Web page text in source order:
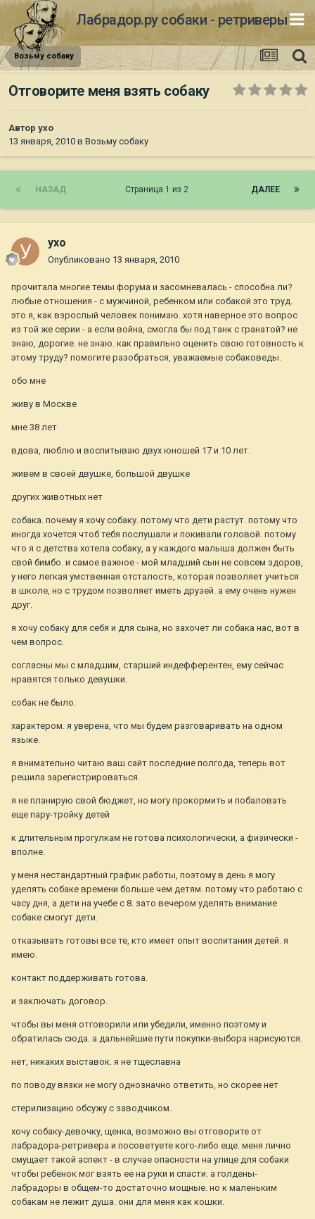
Лабрадор.ру собаки - ретриверы
Возьму собаку
Отговорите меня взять собаку
Автор ухо
13 января, 2010 в Возьму собаку
НАЗАД ДАЛЕЕ
Страница 1 из 2
ухо
Опубликовано 13 января, 2010
прочитала многие темы форума и засомневалась - способна ли?
любые отношения - с мужчиной, ребенком или собакой это труд.
это я, как взрослый человек понимаю. хотя наверное это вопрос
из той же серии - а если война, смогла бы под танк с гранатой? не
знаю, дорогие. не знаю. как правильно оценить свою готовность к
этому труду? помогите разобраться, уважаемые собаковеды.
обо мне
живу в Москве
мне 38 лет
вдова, люблю и воспитываю двух юношей 17 и 10 лет.
живем в своей двушке, большой двушке
других животных нет
собака. почему я хочу собаку. потому что дети растут. потому что
иногда хочется чтоб тебя послушали и покивали головой. потому
что я с детства хотела собаку, а у каждого малыша должен быть
свой бимбо. и самое важное - мой младший сын не совсем здоров,
у него легкая умственная отсталость, которая позволяет учиться
в школе, но с трудом позволяет иметь друзей. а ему очень нужен
друг.
я хочу собаку для себя и для сына, но захочет ли собака нас, вот в
чем вопрос.
согласны мы с младшим, старший индефферентен, ему сейчас
нравятся только девушки.
собак не было.
характером. я уверена, что мы будем разговаривать на одном
языке.
я внимательно читаю ваш сайт последние полгода, теперь вот
решила зарегистрироваться.
я не планирую свой бюджет, но могу прокормить и побаловать
еще пару-тройку детей
к длительным прогулкам не готова психологически, а физически -
вполне.
у меня нестандартный график работы, поэтому в день я могу
уделять собаке времени больше чем детям. потому что работаю с
часу дня, а дети на учебе с 8. зато вечером уделять внимание
собаке смогут дети.
отказывать готовы все те, кто имеет опыт воспитания детей. я
имею.
контакт поддерживать готова.
и заключать договор.
чтобы вы меня отговорили или убедили, именно поэтому и
обратилась сюда. а дальнейшие пути покупки-выбора нарисуются.
нет, никаких выставок. я не тщеславна
по поводу вязки не могу однозначно ответить, но скорее нет
стерилизацию обсужу с заводчиком.
хочу собаку-девочку, щенка, возможно вы отговорите от
лабрадора-ретривера и посоветуете кого-либо еще. меня лично
смущает такой аспект - в случае опасности на улице для собаки
чтобы ребенок мог взять ее на руки и спасти. а голдены-
лабрадоры в общем-то достаточно мощные. но к маленьким
собакам не лежит душа. они для меня как кошки.